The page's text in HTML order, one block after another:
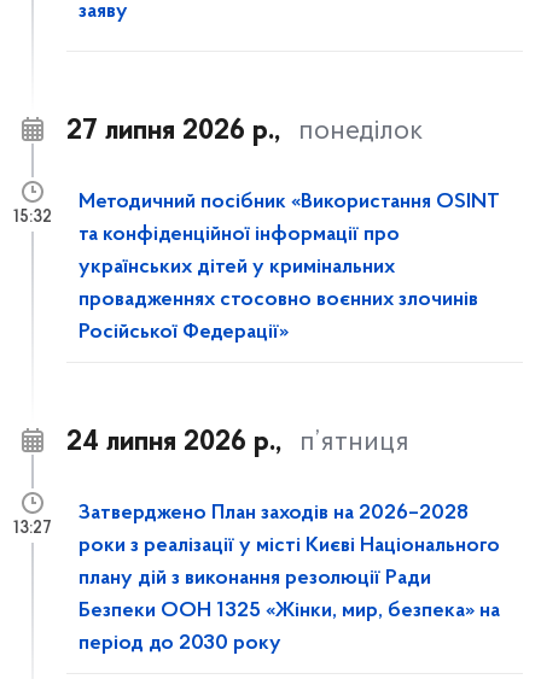
заяву
27 липня 2026 р., понеділок
Методичний посібник «Використання OSINT
та конфіденційної інформації про
українських дітей у кримінальних
провадженнях стосовно воєнних злочинів
Російської Федерації»
15:32
24 липня 2026 р., п’ятниця
Затверджено План заходів на 2026–2028
роки з реалізації у місті Києві Національного
плану дій з виконання резолюції Ради
Безпеки ООН 1325 «Жінки, мир, безпека» на
період до 2030 року
13:27